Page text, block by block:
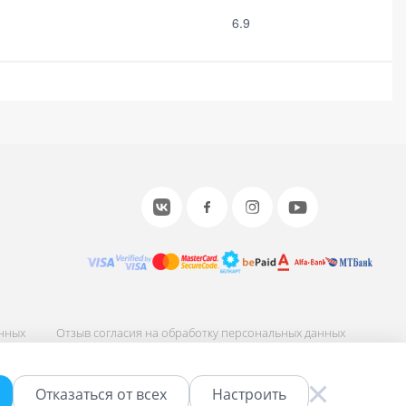
Отказаться от всех Настроить
6.9
Отзыв согласия на обработку персональных данных